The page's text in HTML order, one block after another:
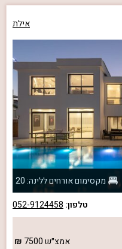
אילת
מקסימום אורחים ללינה: 20
טלפון: 052-9124458
אמצ״ש7500